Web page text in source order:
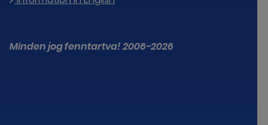
Minden jog fenntartva! 2006-2026